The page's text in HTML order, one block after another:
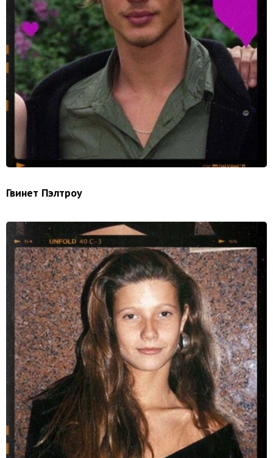
Гвинет Пэлтроу